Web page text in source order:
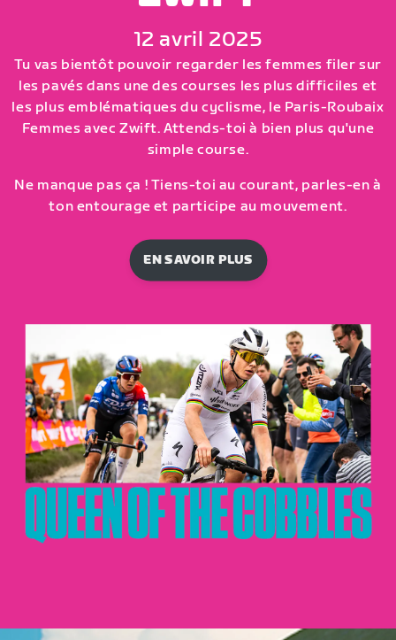
12 avril 2025
Tu vas bientôt pouvoir regarder les femmes filer sur
les pavés dans une des courses les plus difficiles et
les plus emblématiques du cyclisme, le Paris-Roubaix
Femmes avec Zwift. Attends-toi à bien plus qu'une
simple course.
Ne manque pas ça ! Tiens-toi au courant, parles-en à
ton entourage et participe au mouvement.
EN SAVOIR PLUS